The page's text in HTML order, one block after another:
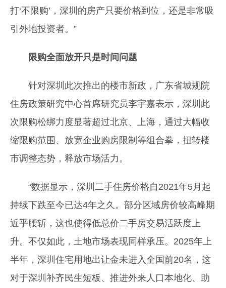
打‘不限购’，深圳的房产只要价格到位，还是非常吸
引外地投资者。”
限购全面放开只是时间问题
针对深圳此次推出的楼市新政，广东省城规院
住房政策研究中心首席研究员李宇嘉表示，深圳此
次限购松绑力度显著超过北京、上海，通过大幅收
缩限购范围、放宽企业购房限制等组合拳，扭转楼
市调整态势，释放市场活力。
“数据显示，深圳二手住房价格自2021年5月起
持续下跌至今已达4年之久。部分区域房价较高峰期
近乎腰斩，这也使得低总价二手房交易活跃度上
升。不仅如此，土地市场表现同样承压。2025年上
半年，深圳住宅用地出让金未进入全国前20名，这
对于深圳补齐民生短板、推进外来人口本地化、助